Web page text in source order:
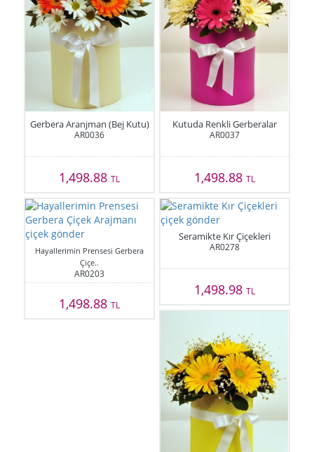
Gerbera Aranjman (Bej Kutu)
AR0036
1,498.88TL
Kutuda Renkli Gerberalar
AR0037
1,498.88 TL
Hayallerimin Prensesi Gerbera
Çiçe..
AR0203
1,498.88TL
Seramikte Kır Çiçekleri
AR0278
1,498.98 TL